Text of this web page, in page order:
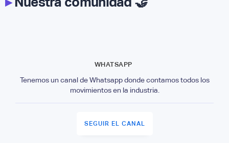
WHATSAPP
Tenemos un canal de Whatsapp donde contamos todos los
movimientos en la industria.
SEGUIR EL CANAL